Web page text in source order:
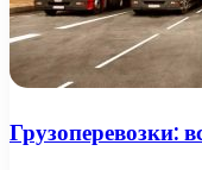
Грузоперевозки: